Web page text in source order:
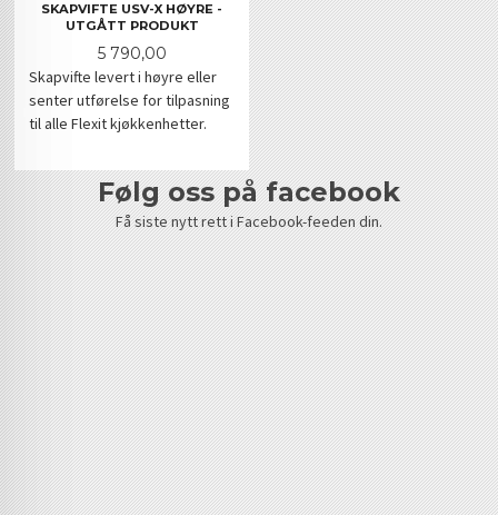
SKAPVIFTE USV-X HØYRE -
UTGÅTT PRODUKT
Pris
5 790,00
Skapvifte levert i høyre eller
senter utførelse for tilpasning
til alle Flexit kjøkkenhetter.
følg oss på facebook
Få siste nytt rett i Facebook-feeden din.